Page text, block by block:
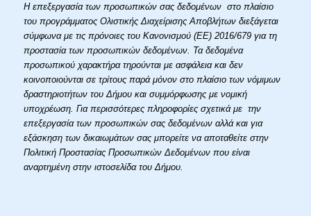
Η επεξεργασία των προσωπικών σας δεδομένων στο πλαίσιο
του προγράμματος Ολιστικής Διαχείρισης Αποβλήτων διεξάγεται
σύμφωνα με τις πρόνοιες του Κανονισμού (ΕΕ) 2016/679 για τη
προστασία των προσωπικών δεδομένων. Τα δεδομένα
προσωπικού χαρακτήρα τηρούνται με ασφάλεια και δεν
κοινοποιούνται σε τρίτους παρά μόνον στο πλαίσιο των νόμιμων
δραστηριοτήτων του Δήμου και συμμόρφωσης με νομική
υποχρέωση. Για περισσότερες πληροφορίες σχετικά με την
επεξεργασία των προσωπικών σας δεδομένων αλλά και για
εξάσκηση των δικαιωμάτων σας μπορείτε να αποταθείτε στην
Πολιτική Προστασίας Προσωπικών Δεδομένων που είναι
αναρτημένη στην ιστοσελίδα του Δήμου.